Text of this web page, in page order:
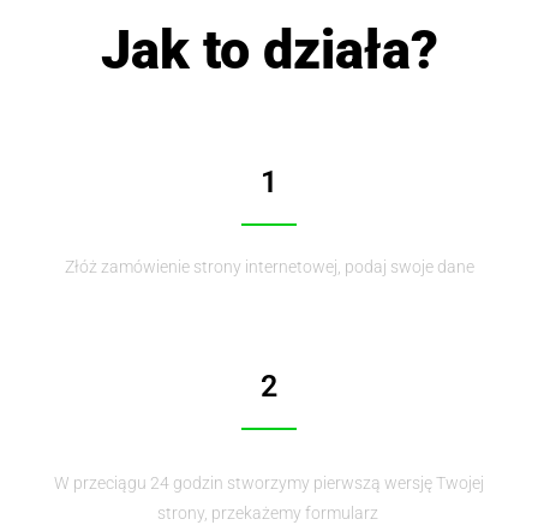
Jak to działa?
1
Złóż zamówienie strony internetowej, podaj swoje dane
2
W przeciągu 24 godzin stworzymy pierwszą wersję Twojej
strony, przekażemy formularz